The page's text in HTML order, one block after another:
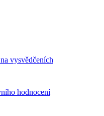
vysvědčeních
hodnocení